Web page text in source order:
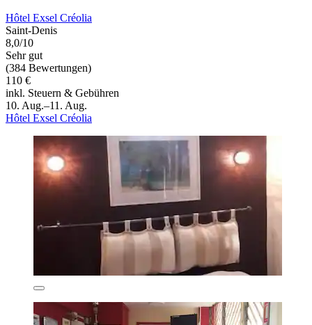
Hôtel Exsel Créolia
Saint-Denis
8,0/10
Sehr gut
(384 Bewertungen)
110 €
inkl. Steuern & Gebühren
10. Aug.–11. Aug.
Hôtel Exsel Créolia